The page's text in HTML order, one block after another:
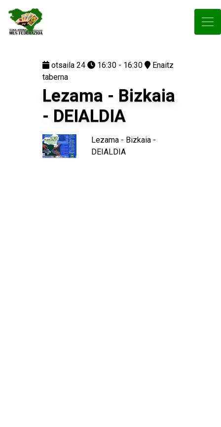
otsaila 24 16:30 - 16:30
Enaitz
taberna
Lezama - Bizkaia
- DEIALDIA
Lezama - Bizkaia -
DEIALDIA